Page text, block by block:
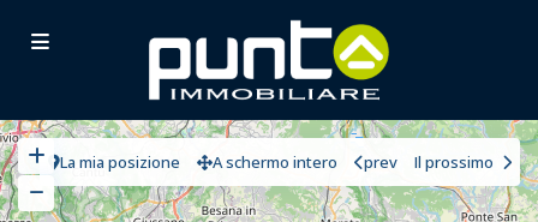
La mia posizione A schermo intero prev Il prossimo